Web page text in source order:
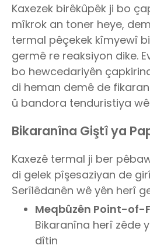
Kaxezek birêkûpêk ji bo
mîkrok an toner heye,
termal pêçekek kîmyewî
germê re reaksiyon dike.
bo hewcedariyên
di heman demê de
û bandora tenduristiya
Bikaranîna Giştî ya
Kaxezê termal ji ber
di gelek pîşesaziyan de
Serîlêdanên wê yên herî
Meqbûzên Point-of-
Bikaranîna herî zêde
dîtin